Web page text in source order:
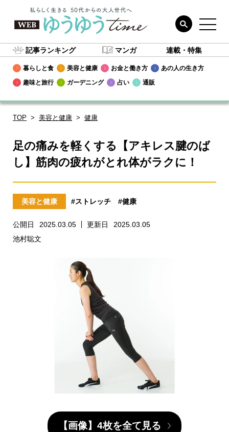
記事ランキング マンガ 連載・特集
暮らしと食 美容と健康 お金と働き方
あの人の生き方
趣味と旅行
ガーデニング 占い 通販
TOP 美容と健康 健康
足の痛みを軽くする【アキレス腱のば
し】筋肉の疲れがとれ体がラクに！
美容と健康 #ストレッチ #健康
公開日 2025.03.05 更新日
2025.03.05
池村聡文
【画像】4枚を全て見る